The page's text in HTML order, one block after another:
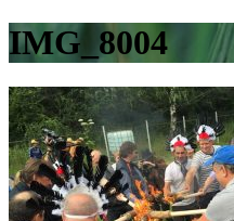
IMG_8004